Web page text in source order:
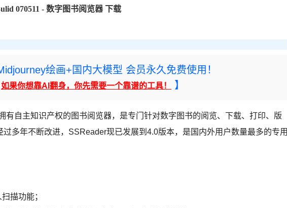
070511 - 数字图书阅览器 下载
绘画+国内大模型 会员永久免费使用！
如果你想靠AI翻身，你先需要一个靠谱的工具！ 】
有自主知识产权的图书阅览器，是专门针对数字图书的阅览、下载、打印、版
多年不断改进，SSReader现已发展到4.0版本，是国内外用户数量最多的专用
描功能；